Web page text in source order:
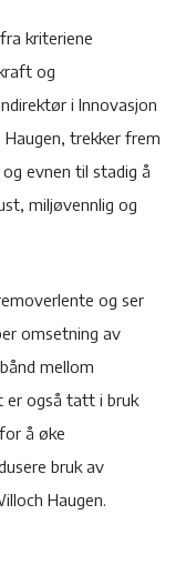
kriteriene
og
i Innovasjon
trekker frem
evnen til stadig å
miljøvennlig og
og ser
omsetning av
mellom
er også tatt i bruk
å øke
bruk av
Haugen.